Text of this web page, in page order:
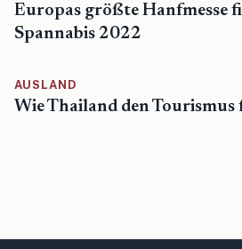
Europas größte Hanfmesse
Spannabis 2022
AUSLAND
Wie Thailand den